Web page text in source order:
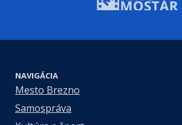
NAVIGÁCIA
Mesto Brezno
Samospráva